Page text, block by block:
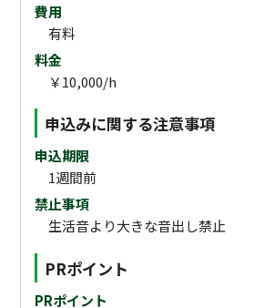
費用
有料
料金
￥10,000/h
申込みに関する注意事項
申込期限
1週間前
禁止事項
生活音より大きな音出し禁止
PRポイント
PRポイント